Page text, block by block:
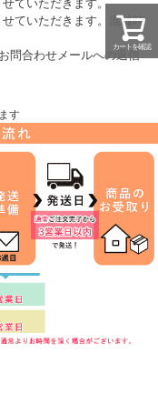
カートを確認
ていただきます。
ていただきます。混雑時
問合わせメールへの返信
す